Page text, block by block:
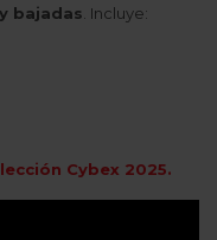
bajadas . Incluye:
Cybex 2025.